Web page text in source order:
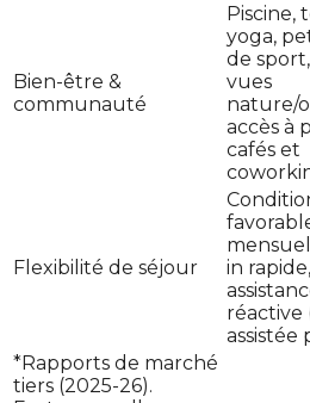
Bien-être &
communauté
Piscine,
yoga,
de
vues
nature/
accès à
cafés et
Flexibilité de séjour
in rapide,
réactive
assistée
*Rapports de marché
tiers (2025-26).